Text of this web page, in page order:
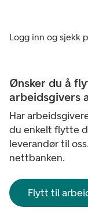
Logg inn og sjekk
Ønsker du å
arbeidsgivers
Har
du enkelt flytte
leverandør til
nettbanken.
Flytt til